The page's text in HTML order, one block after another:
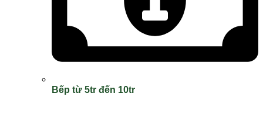
Bếp từ 5tr đến 10tr